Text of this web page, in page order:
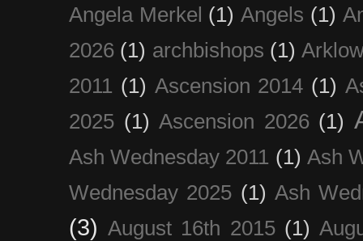
Angela Merkel (1) Angels (1)
2026 (1) archbishops (1)
2011 (1) Ascension 2014 (1)
2025 (1) Ascension 2026 (1)
Ash Wednesday 2011 (1) Ash
Wednesday 2025 (1) Ash
(3) August 16th 2015 (1)